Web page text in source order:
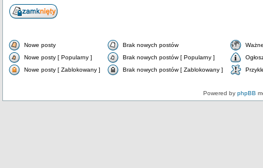
Nowe posty Brak nowych postów
Nowe posty [ Popularny ]
Brak nowych postów [ Popularny ]
Nowe posty [ Zablokowany ]
Brak nowych postów [ Zablokowany ]
Powered by phpBB